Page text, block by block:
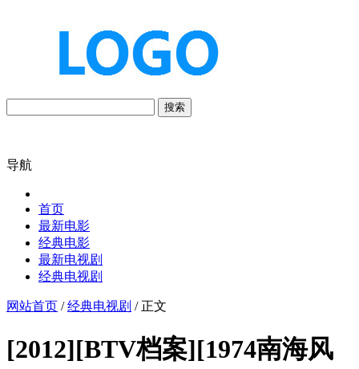
搜索
导航
首页
最新电影
经典电影
最新电视剧
经典电视剧
网站首页 /经典电视剧 / 正文
[2012][BTV档案][1974南海风